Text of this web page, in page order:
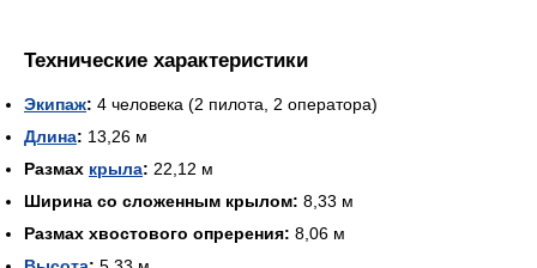
Технические характеристики
Экипаж: 4 человека (2 пилота, 2 оператора)
Длина: 13,26 м
Размах крыла: 22,12 м
Ширина со сложенным крылом: 8,33 м
Размах хвостового опререния: 8,06 м